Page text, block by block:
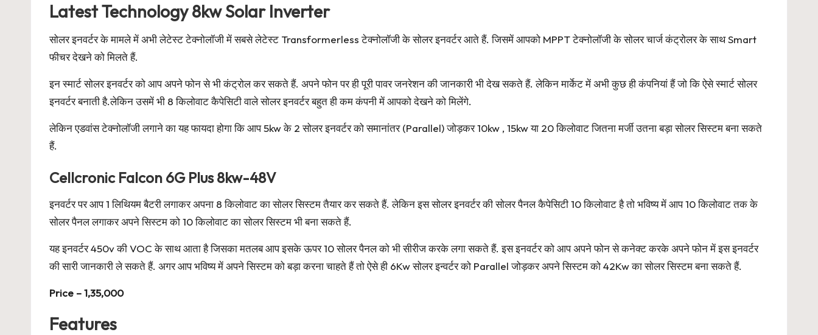
Latest Technology 8kw Solar Inverter
सोलर इनवर्टर के मामले में अभी लेटेस्ट टेक्नोलॉजी में सबसे लेटेस्ट Transformerless टेक्नोलॉजी के सोलर इनवर्टर आते हैं. जिसमें आपको MPPT टेक्नोलॉजी के सोलर चार्ज कंट्रोलर के साथ Smart
फीचर देखने को मिलते हैं.
इन स्मार्ट सोलर इनवर्टर को आप अपने फोन से भी कंट्रोल कर सकते हैं. अपने फोन पर ही पूरी पावर जनरेशन की जानकारी भी देख सकते हैं. लेकिन मार्केट में अभी कुछ ही कंपनियां हैं जो कि ऐसे स्मार्ट सोलर
इनवर्टर बनाती है.लेकिन उसमें भी 8 किलोवाट कैपेसिटी वाले सोलर इनवर्टर बहुत ही कम कंपनी में आपको देखने को मिलेंगे.
लेकिन एडवांस टेक्नोलॉजी लगाने का यह फायदा होगा कि आप 5kw के 2 सोलर इनवर्टर को समानांतर (Parallel) जोड़कर 10kw , 15kw या 20 किलोवाट जितना मर्जी उतना बड़ा सोलर सिस्टम बना सकते
हैं.
Cellcronic Falcon 6G Plus 8kw-48V
इनवर्टर पर आप 1 लिथियम बैटरी लगाकर अपना 8 किलोवाट का सोलर सिस्टम तैयार कर सकते हैं. लेकिन इस सोलर इनवर्टर की सोलर पैनल कैपेसिटी 10 किलोवाट है तो भविष्य में आप 10 किलोवाट तक के
सोलर पैनल लगाकर अपने सिस्टम को 10 किलोवाट का सोलर सिस्टम भी बना सकते हैं.
यह इनवर्टर 450v की VOC के साथ आता है जिसका मतलब आप इसके ऊपर 10 सोलर पैनल को भी सीरीज करके लगा सकते हैं. इस इनवर्टर को आप अपने फोन से कनेक्ट करके अपने फोन में इस इनवर्टर
की सारी जानकारी ले सकते हैं. अगर आप भविष्य में अपने सिस्टम को बड़ा करना चाहते हैं तो ऐसे ही 6Kw सोलर इन्वर्टर को Parallel जोड़कर अपने सिस्टम को 42Kw का सोलर सिस्टम बना सकते हैं.
Price – 1,35,000
Features